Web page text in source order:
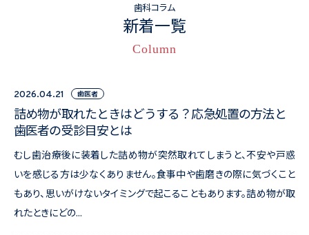
歯科コラム
新着一覧
Column
2026.04.21 歯医者
詰め物が取れたときはどうする？応急処置の方法と
歯医者の受診目安とは
むし歯治療後に装着した詰め物が突然取れてしまうと、不安や戸惑
いを感じる方は少なくありません。食事中や歯磨きの際に気づくこと
もあり、思いがけないタイミングで起こることもあります。詰め物が取
れたときにどの...